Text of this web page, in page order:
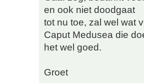
en ook niet doodgaat
tot nu toe, zal wel wat
Caput Medusea die
het wel goed.
Groet